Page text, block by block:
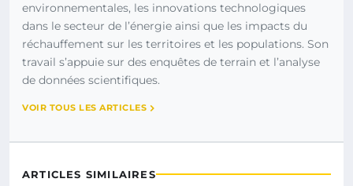
environnementales, les innovations technologiques
dans le secteur de l’énergie ainsi que les impacts du
réchauffement sur les territoires et les populations. Son
travail s’appuie sur des enquêtes de terrain et l’analyse
de données scientifiques.
VOIR TOUS LES ARTICLES
ARTICLES SIMILAIRES